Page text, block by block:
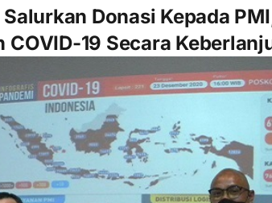
Donasi Kepada
19 Secara